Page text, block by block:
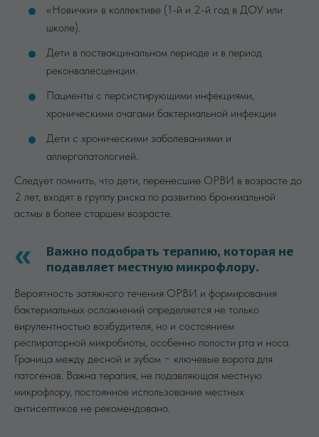
«Новички» в коллективе (1-й и 2-й год в ДОУ или
школе).
Дети в поствакцинальном периоде и в период
реконвалесценции.
Пациенты с персистирующими инфекциями,
хроническими очагами бактериальной инфекции
Дети с хроническими заболеваниями и
аллергопатологией.
Следует помнить, что дети, перенесшие ОРВИ в возрасте до
2 лет, входят в группу риска по развитию бронхиальной
астмы в более старшем возрасте.
Важно подобрать терапию, которая не
подавляет местную микрофлору.
Вероятность затяжного течения ОРВИ и формирования
бактериальных осложнений определяется не только
вирулентностью возбудителя, но и состоянием
респираторной микробиоты, особенно полости рта и носа.
Граница между десной и зубом − ключевые ворота для
патогенов. Важна терапия, не подавляющая местную
микрофлору, постоянное использование местных
антисептиков не рекомендовано.